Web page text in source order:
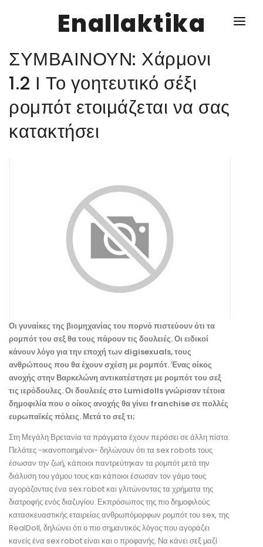
Enallaktika
NEWS
ΥΓΕΙΑ
ΣΥΝΤΑΓΕΣ
ΚΑΛΛΙΕΡΓΕΙΕΣ
ΣΥΜΒΑΙΝΟΥΝ: Χάρμονι
1.2 Ι Το γοητευτικό σέξι
ρομπότ ετοιμάζεται να σας
κατακτήσει
Οι γυναίκες της βιομηχανίας του πορνό πιστεύουν ότι τα
ρομπότ του σεξ θα τους πάρουν τις δουλειές. Οι ειδικοί
κάνουν λόγο για την εποχή των digisexuals, τους
ανθρώπους που θα έχουν σχέση με ρομπότ. Ένας οίκος
ανοχής στην Βαρκελώνη αντικατέστησε με ρομπότ του σεξ
τις ιερόδουλες. Οι δουλειές στο Lumidolls γνώρισαν τέτοια
δημοφιλία που ο οίκος ανοχής θα γίνει franchise σε πολλές
ευρωπαϊκές πόλεις. Μετά το σεξ τι;
Στη Μεγάλη Βρετανία τα πράγματα έχουν περάσει σε άλλη πίστα.
Πελάτες -ικανοποιημένοι- δηλώνουν ότι τα sex robots τους
έσωσαν την ζωή, κάποιοι παντρεύτηκαν τα ρομπότ μετά την
διάλυση του γάμου τους και κάποιοι έσωσαν τον γάμο τους
αγοράζοντας ένα sex robot και γλιτώνοντας τα χρήματα της
διατροφής ενός διαζυγίου. Εκπρόσωπος της πιο δημοφιλούς
κατασκευαστικής εταιρείας ανθρωπόμορφων ρομπότ του sex, της
RealDoll, δηλώνει ότι ο πιο σημαντικός λόγος που αγοράζει
κανείς ένα sex robot είναι και ο προφανής. Να κάνει σεξ μαζί